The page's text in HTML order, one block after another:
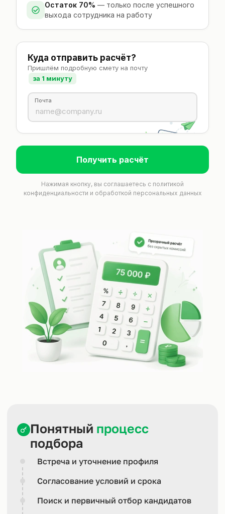
Остаток 70% — только после успешного
выхода сотрудника на работу
Куда отправить расчёт?
Пришлём подробную смету на почту
за 1 минуту
Почта
Получить расчёт
Нажимая кнопку, вы соглашаетесь с политикой
конфиденциальности и обработкой персональных данных
Понятный процесс
подбора
Встреча и уточнение профиля
Согласование условий и срока
Поиск и первичный отбор кандидатов